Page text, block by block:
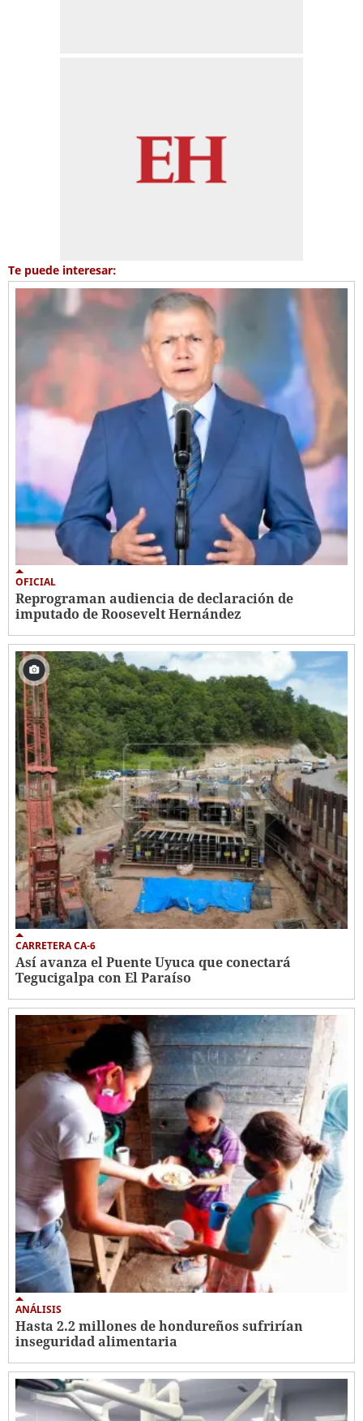
Te puede interesar:
OFICIAL
Reprograman audiencia de declaración de
imputado de Roosevelt Hernández
CARRETERA CA-6
Así avanza el Puente Uyuca que conectará
Tegucigalpa con El Paraíso
ANÁLISIS
Hasta 2.2 millones de hondureños sufrirían
inseguridad alimentaria